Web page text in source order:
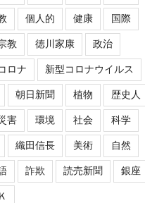
個人的 健康 国際
教 徳川家康 政治
ロナ 新型コロナウイルス
朝日新聞 植物 歴史人
害 環境 社会 科学
織田信長 美術 自然
詐欺 読売新聞 銀座